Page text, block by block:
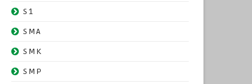
S1
SMA
SMK
SMP